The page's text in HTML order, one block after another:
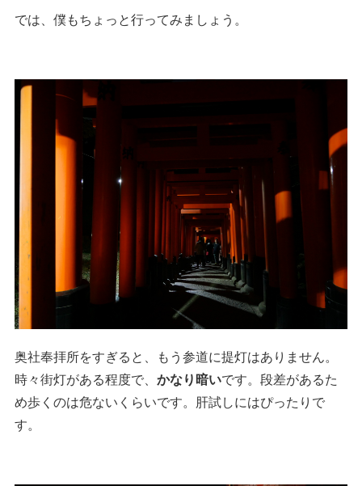
では、僕もちょっと行ってみましょう。
奥社奉拝所をすぎると、もう参道に提灯はありません。
時々街灯がある程度で、 かなり暗いです。段差があるた
め歩くのは危ないくらいです。肝試しにはぴったりで
す。